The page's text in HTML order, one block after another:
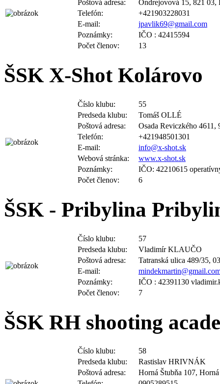
Telefón:
+421903228031
E-mail:
jpavlik69@gmail.com
Poznámky:
IČO : 42415594
Počet členov:
13
ŠSK X-Shot Kolárovo
Predseda klubu:
Tomáš OLLÉ
Poštová adresa:
Osada Reviczkého
Telefón:
+421948501301
E-mail:
info@x-shot.sk
Webová stránka:
www.x-shot.sk
Poznámky:
IČO: 42210615
Počet členov:
6
ŠSK - Pribylina
Predseda klubu:
Vladimír KLAUČO
Poštová adresa:
Tatranská ulica 489/35,
E-mail:
Poznámky:
IČO : 42391130
Počet členov:
7
ŠSK RH shooting
Predseda klubu:
Rastislav HRIVNÁK
Poštová adresa:
Horná Štubňa 107,
Telefón:
0905289515